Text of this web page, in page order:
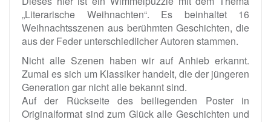
„Literarische Weihnachten“. Es beinhaltet 16
Weihnachtsszenen aus berühmten Geschichten, die
aus der Feder unterschiedlicher Autoren stammen.
Nicht alle Szenen haben wir auf Anhieb erkannt.
Zumal es sich um Klassiker handelt, die der jüngeren
Generation gar nicht alle bekannt sind.
Auf der Rückseite des beiliegenden Poster in
Originalformat sind zum Glück alle Geschichten und